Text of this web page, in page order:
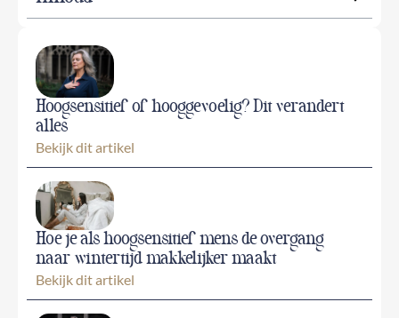
Hoogsensitief of hooggevoelig? Dit verandert
alles
Bekijk dit artikel
Hoe je als hoogsensitief mens de overgang
naar wintertijd makkelijker maakt
Bekijk dit artikel